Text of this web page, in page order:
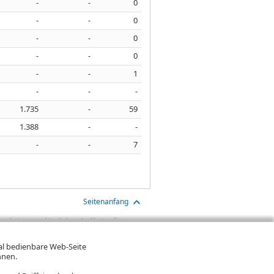
bedienbare Web-Seite
- -
0
- -
0
- -
0
- -
0
- -
1
- -
-
1.735 -
59
1.388 -
-
- - 7
Seitenanfang
keinen verlässlichen Indikator für
sind Transaktionskosten (wie z.B.
kommen auch noch
Wertentwicklung bzw.
Falls Kurse in Fremdwährung notieren,